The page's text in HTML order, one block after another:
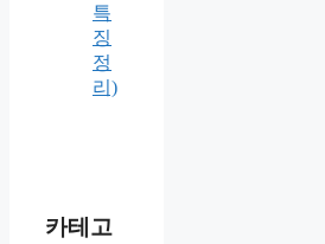
특
징
정
리)
카테고